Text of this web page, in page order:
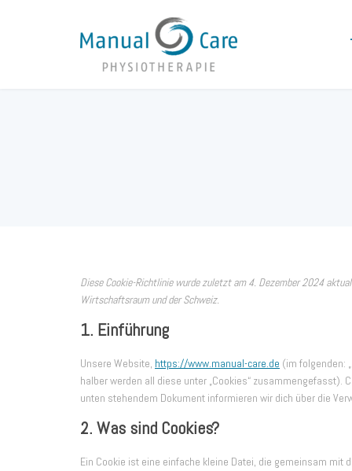
Diese Cookie-Richtlinie wurde zuletzt am 4. Dezember 2024
Wirtschaftsraum und der Schweiz.
1. Einführung
Unsere Website, https://www.manual-care.de (im folgenden:
halber werden all diese unter „Cookies“
unten stehendem Dokument informieren wir dich über die
2. Was sind Cookies?
Ein Cookie ist eine einfache kleine Datei, die gemeinsam mit